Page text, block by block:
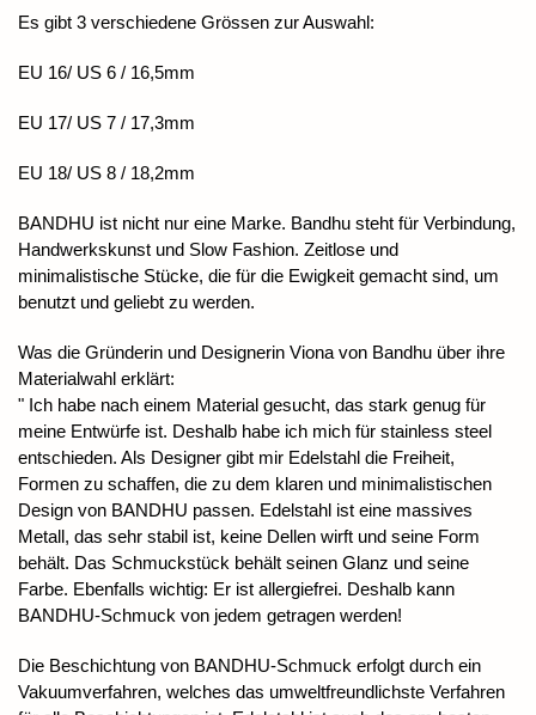
Es gibt 3 verschiedene Grössen zur Auswahl:
EU 16/ US 6 / 16,5mm
EU 17/ US 7 / 17,3mm
EU 18/ US 8 / 18,2mm
BANDHU ist nicht nur eine Marke. Bandhu steht für Verbindung,
Handwerkskunst und Slow Fashion. Zeitlose und
minimalistische Stücke, die für die Ewigkeit gemacht sind, um
benutzt und geliebt zu werden.
Was die Gründerin und Designerin Viona von Bandhu über ihre
Materialwahl erklärt:
" Ich habe nach einem Material gesucht, das stark genug für
meine Entwürfe ist. Deshalb habe ich mich für stainless steel
entschieden. Als Designer gibt mir Edelstahl die Freiheit,
Formen zu schaffen, die zu dem klaren und minimalistischen
Design von BANDHU passen. Edelstahl ist eine massives
Metall, das sehr stabil ist, keine Dellen wirft und seine Form
behält. Das Schmuckstück behält seinen Glanz und seine
Farbe. Ebenfalls wichtig: Er ist allergiefrei. Deshalb kann
BANDHU-Schmuck von jedem getragen werden!
Die Beschichtung von BANDHU-Schmuck erfolgt durch ein
Vakuumverfahren, welches das umweltfreundlichste Verfahren